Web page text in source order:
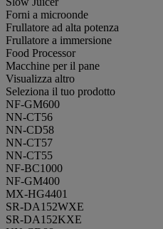
Forni a microonde
Frullatore ad alta potenza
Frullatore a immersione
Food Processor
Macchine per il pane
Visualizza altro
Seleziona il tuo prodotto
NF-GM600
NN-CT56
NN-CD58
NN-CT57
NN-CT55
NF-BC1000
NF-GM400
MX-HG4401
SR-DA152WXE
SR-DA152KXE